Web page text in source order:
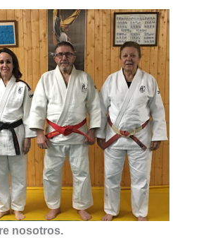
nosotros.